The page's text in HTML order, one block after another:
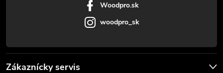
Zákaznícky servis
Woodpro.sk
woodpro_sk